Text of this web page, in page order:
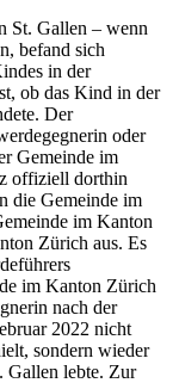
St. Gallen – wenn
befand sich
in der
ob das Kind in der
Der
oder
Gemeinde im
offiziell dorthin
die Gemeinde im
im Kanton
Zürich aus. Es
im Kanton Zürich
nach der
2022 nicht
sondern wieder
Gallen lebte. Zur